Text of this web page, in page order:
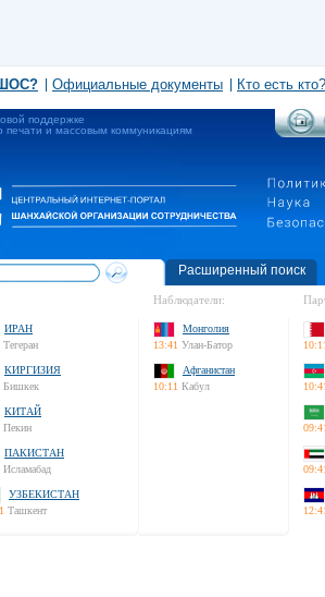
Официальные документы Кто есть кто?
поддержке
печати и массовым коммуникациям
Расширенный поиск
ИРАН
Тегеран
КИРГИЗИЯ
Бишкек
КИТАЙ
Пекин
ПАКИСТАН
Исламабад
УЗБЕКИСТАН
Ташкент
Наблюдатели:
Монголия
13:41 Улан-Батор
Афганистан
10:11 Кабул